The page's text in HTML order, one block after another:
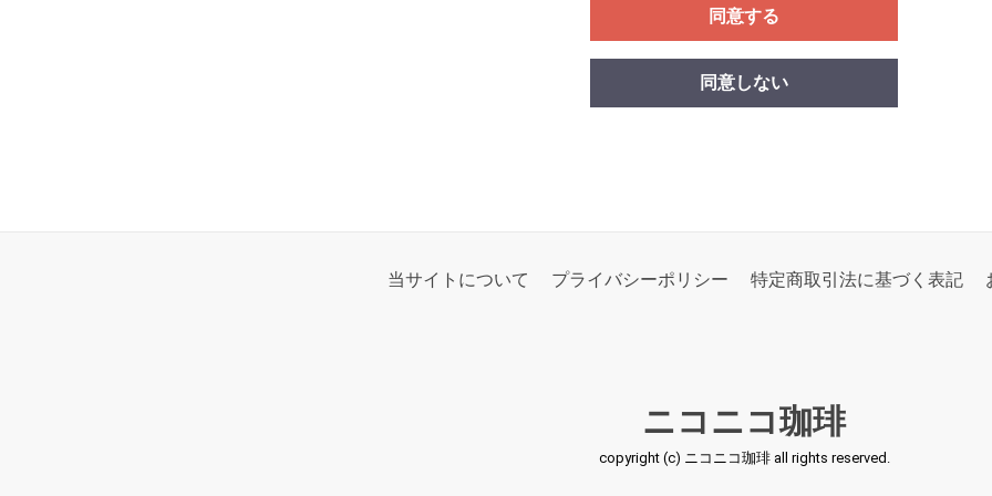
同意する
同意しない
当サイトについて プライバシーポリシー 特定商取引法に基づく表記
ニコニコ珈琲
copyright (c) ニコニコ珈琲 all rights reserved.